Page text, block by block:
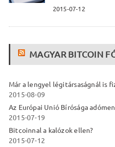
2015-07-12
MAGYAR BITCOIN
Már a lengyel légitársaságnál is
2015-08-09
Az Európai Unió Bírósága
2015-07-19
Bitcoinnal a kalózok ellen?
2015-07-12